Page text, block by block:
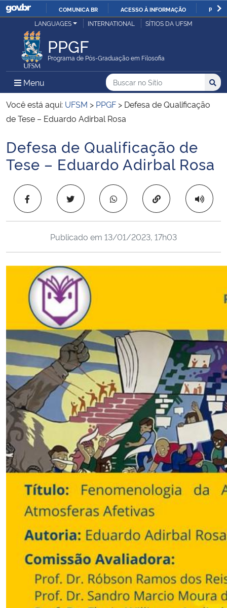
IR
COMUNICA BR ACESSO À INFORMAÇÃO
Ministério da Justiça e Segurança Pública
Ministério da Defesa
Ministério das Relações Exteriores
Ministério da Infraestrutura
Ministério da Educação
Ministério da Cidadania
Ministério de Minas e Energia
Ministério da Ciência, Tecnologia, Inovações e Comunicações
Ministério do Meio Ambiente
Ministério do Turismo
Ministério do Desenvolvimento Regional
Controladoria-Geral da União
Ministério da Mulher, da Família e dos Direitos Humanos
Secretaria de Governo
Gabinete de Segurança Institucional
Advocacia-Geral da União
Banco Central do Brasil
LANGUAGES INTERNATIONAL SÍTIOS DA UFSM
PPGF
Programa de Pós-Graduação em Filosofia
Menu Menu Principal do Sítio
Busca
Buscar no no Sítio
Busca:
Você está aqui: UFSM > PPGF > Defesa de Qualificação
de Tese – Eduardo Adirbal Rosa
Início do conteúdo
Defesa de Qualificação de
Tese – Eduardo Adirbal Rosa
Copiar para área
Publicado em 13/01/2023, 17h03